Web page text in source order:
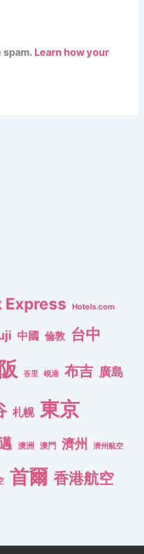
Learn how your
Express Hotels.com
中國 倫敦 台中
峇里 峴港 布吉 廣島
札幌 東京
澳洲 澳門 濟州 濟州航空
首爾 香港航空